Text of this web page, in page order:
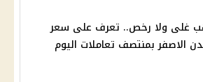
غلى ولا رخص.. تعرف على سعر
الاصفر بمنتصف تعاملات اليوم